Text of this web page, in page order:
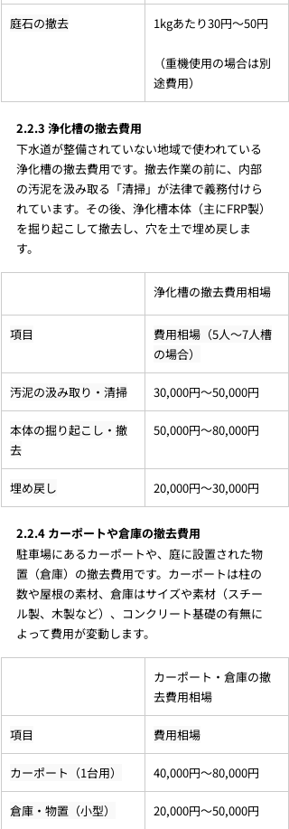
庭石の撤去 1kgあたり30円～50円
（重機使用の場合は別
途費用）
2.2.3 浄化槽の撤去費用
下水道が整備されていない地域で使われている
浄化槽の撤去費用です。撤去作業の前に、内部
の汚泥を汲み取る「清掃」が法律で義務付けら
れています。その後、浄化槽本体（主にFRP製）
を掘り起こして撤去し、穴を土で埋め戻しま
す。
浄化槽の撤去費用相場
項目
費用相場（5人～7人槽
の場合）
汚泥の汲み取り・清掃 30,000円～50,000円
本体の掘り起こし・撤
去
50,000円～80,000円
埋め戻し 20,000円～30,000円
2.2.4 カーポートや倉庫の撤去費用
駐車場にあるカーポートや、庭に設置された物
置（倉庫）の撤去費用です。カーポートは柱の
数や屋根の素材、倉庫はサイズや素材（スチー
ル製、木製など）、コンクリート基礎の有無に
よって費用が変動します。
カーポート・倉庫の撤
去費用相場
項目 費用相場
カーポート（1台用） 40,000円～80,000円
倉庫・物置（小型） 20,000円～50,000円